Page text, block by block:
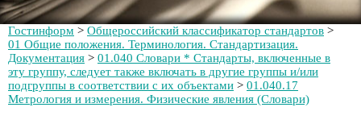
Гостинформ > Общероссийский классификатор стандартов >
01 Общие положения. Терминология. Стандартизация.
Документация > 01.040 Словари * Стандарты, включенные в
эту группу, следует также включать в другие группы и/или
подгруппы в соответствии с их объектами > 01.040.17
Метрология и измерения. Физические явления (Словари)